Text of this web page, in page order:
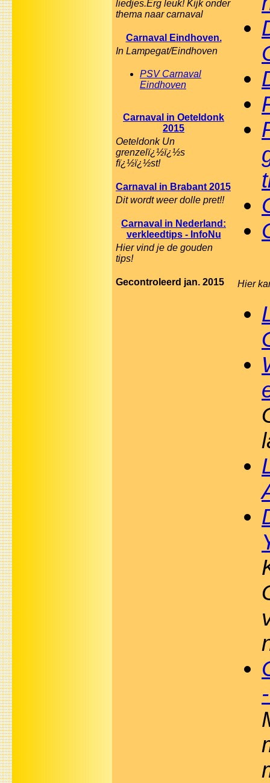
liedjes.Erg leuk! Kijk onder
thema naar carnaval
Carnaval Eindhoven.
In Lampegat/Eindhoven
PSV Carnaval
Eindhoven
Carnaval in Oeteldonk
2015
Oeteldonk Un
grenzelï¿½ï¿½s
fï¿½ï¿½st!
Carnaval in Brabant 2015
Dit wordt weer dolle pret!!
Carnaval in Nederland:
verkleedtips - InfoNu
Hier vind je de gouden
tips!
Gecontroleerd jan. 2015 Hier